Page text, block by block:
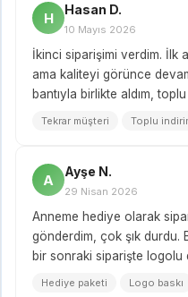
H
Hasan D.
10 Mayıs 2026
İkinci siparişimi verdim. İlk
ama kaliteyi görünce
bantıyla birlikte aldım,
Tekrar müşteri Toplu
A
Ayşe N.
29 Nisan 2026
Anneme hediye olarak
gönderdim, çok şık durdu.
bir sonraki siparişte logolu
Hediye paketi Logo baskı